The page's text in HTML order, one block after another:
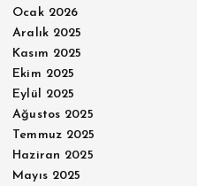
Ocak 2026
Aralık 2025
Kasım 2025
Ekim 2025
Eylül 2025
Ağustos 2025
Temmuz 2025
Haziran 2025
Mayıs 2025